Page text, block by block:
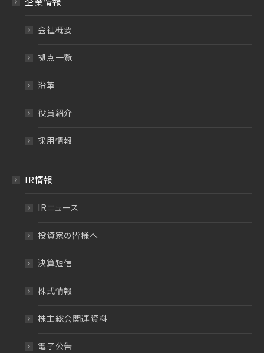
会社概要
拠点一覧
沿革
役員紹介
採用情報
IR情報
IRニュース
投資家の皆様へ
決算短信
株式情報
株主総会関連資料
電子公告